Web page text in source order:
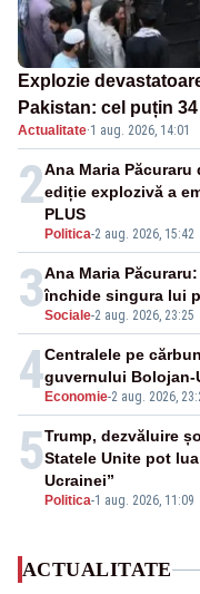
Explozie
Pakistan: cel puțin
Actualitate·1 aug. 2026, 14:01
2
Politica-2 aug. 2026, 15:42
Ana Maria
ediție explozivă a
PLUS
3Sociale-2 aug. 2026, 23:25
Ana Maria
închide singura lui
4 Economie-2 aug. 2026,
Centralele pe
guvernului Bolojan-
5
Politica-1 aug. 2026, 11:09
Trump, dezvăluire
Statele Unite pot
Ucrainei”
ACTUALITATE